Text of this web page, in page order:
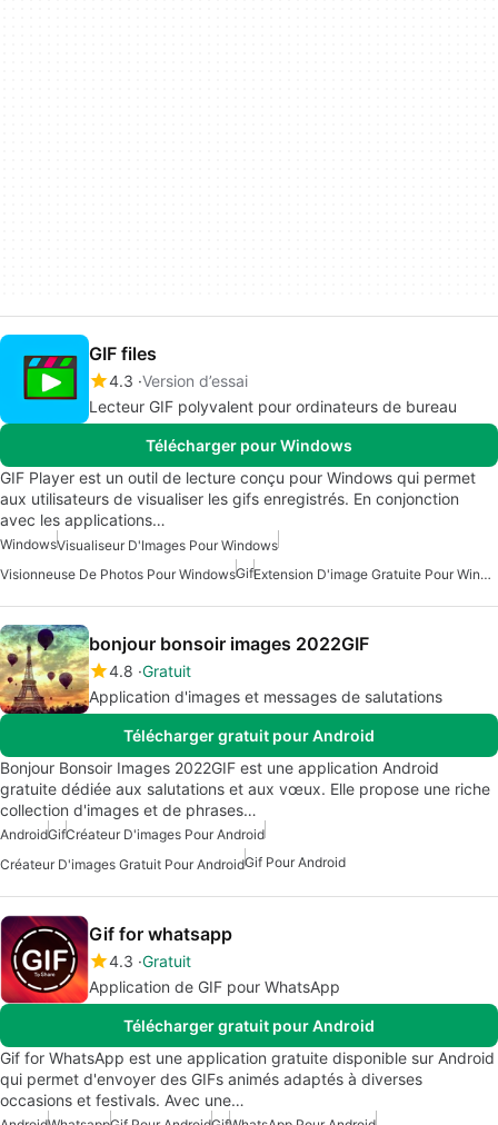
GIF files
4.3 Version d’essai
Lecteur GIF polyvalent pour ordinateurs de bureau
Télécharger pour Windows
GIF Player est un outil de lecture conçu pour Windows qui permet
aux utilisateurs de visualiser les gifs enregistrés. En conjonction
avec les applications…
WindowsVisualiseur D'Images Pour Windows
Visionneuse De Photos Pour WindowsGif Extension D'image Gratuite Pour Windows
bonjour bonsoir images 2022GIF
4.8 Gratuit
Application d'images et messages de salutations
Télécharger gratuit pour Android
Bonjour Bonsoir Images 2022GIF est une application Android
gratuite dédiée aux salutations et aux vœux. Elle propose une riche
collection d'images et de phrases…
AndroidGifCréateur D'images Pour Android
Créateur D'images Gratuit Pour AndroidGif Pour Android
Gif for whatsapp
4.3 Gratuit
Application de GIF pour WhatsApp
Télécharger gratuit pour Android
Gif for WhatsApp est une application gratuite disponible sur Android
qui permet d'envoyer des GIFs animés adaptés à diverses
occasions et festivals. Avec une…